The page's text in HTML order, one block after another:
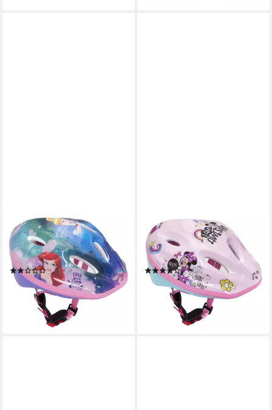
SEVEN POLSKA
Kinderfahrradhelm Disney
"Princess, follow your heart",
verstellbar, 52-56cm
(1)
17,95 € UVP26,99 €
lieferbar - in 8-10 Werktagen bei
SEVEN POLSKA
Kinderfahrradhelm Disney
"Minnie BOOM", verstellbar,
52-56cm, ab ca. 6 Jahre
(3)
ab 18,79 € 29,95 €
lieferbar - in 5-6 Werktagen bei dir